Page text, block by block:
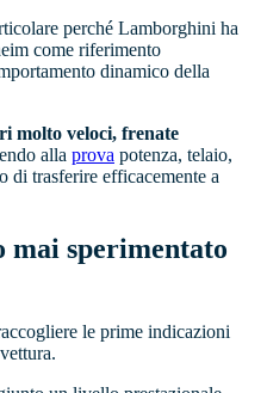
perché Lamborghini ha
come riferimento
dinamico della
molto veloci, frenate
alla prova potenza, telaio,
di trasferire efficacemente a
sperimentato
le prime indicazioni